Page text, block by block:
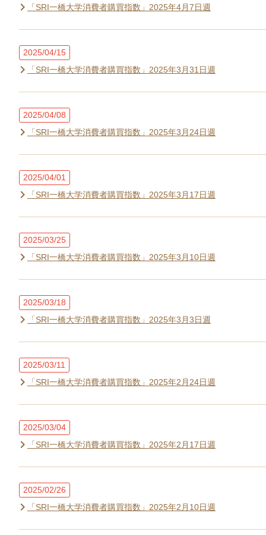
「SRI一橋大学消費者購買指数」2025年4月7日週
2025/04/15
「SRI一橋大学消費者購買指数」2025年3月31日週
2025/04/08
「SRI一橋大学消費者購買指数」2025年3月24日週
2025/04/01
「SRI一橋大学消費者購買指数」2025年3月17日週
2025/03/25
「SRI一橋大学消費者購買指数」2025年3月10日週
2025/03/18
「SRI一橋大学消費者購買指数」2025年3月3日週
2025/03/11
「SRI一橋大学消費者購買指数」2025年2月24日週
2025/03/04
「SRI一橋大学消費者購買指数」2025年2月17日週
2025/02/26
「SRI一橋大学消費者購買指数」2025年2月10日週